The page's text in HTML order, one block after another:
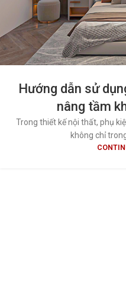
Hướng dẫn sử
nâng tầm
Trong thiết kế nội thất, phụ
không chỉ